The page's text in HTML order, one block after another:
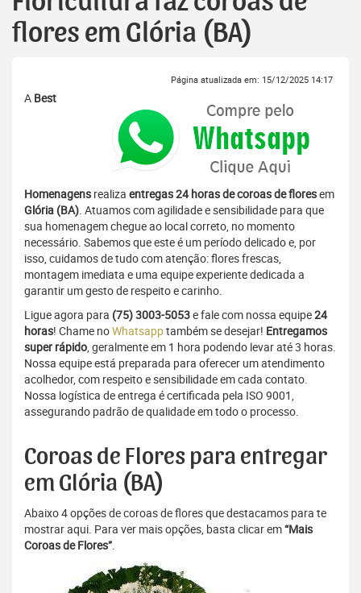
flores em Glória (BA)
Página atualizada em: 15/12/2025 14:17
A Best
Homenagens realiza entregas 24 horas de coroas de floresem
Glória (BA). Atuamos com agilidade e sensibilidade para que
sua homenagem chegue ao local correto, no momento
necessário. Sabemos que este é um período delicado e, por
isso, cuidamos de tudo com atenção: flores frescas,
montagem imediata e uma equipe experiente dedicada a
garantir um gesto de respeito e carinho.
Ligue agora para (75) 3003-5053e fale com nossa equipe24
horas! Chame noWhatsapptambém se desejar! Entregamos
super rápido, geralmente em 1 hora podendo levar até 3 horas.
Nossa equipe está preparada para oferecer um atendimento
acolhedor, com respeito e sensibilidade em cada contato.
Nossa logística de entrega é certificada pela ISO 9001,
assegurando padrão de qualidade em todo o processo.
Coroas de Flores para entregar
em Glória (BA)
Abaixo 4 opções de coroas de flores que destacamos para te
mostrar aqui. Para ver mais opções, basta clicar em“Mais
Coroas de Flores”.